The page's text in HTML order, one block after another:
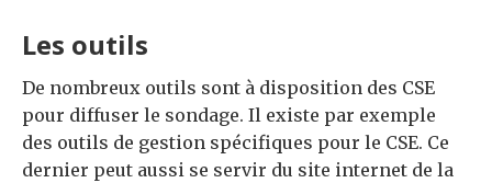
Les outils
De nombreux outils sont à disposition des CSE
pour diffuser le sondage. Il existe par exemple
des outils de gestion spécifiques pour le CSE. Ce
dernier peut aussi se servir du site internet de la